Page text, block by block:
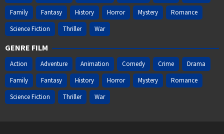
Family
Fantasy History Horror Mystery
Romance
Science Fiction
Thriller War
GENRE FILM
Action Adventure Animation Comedy Crime
Drama
Family
Fantasy History Horror Mystery
Romance
Science Fiction
Thriller War